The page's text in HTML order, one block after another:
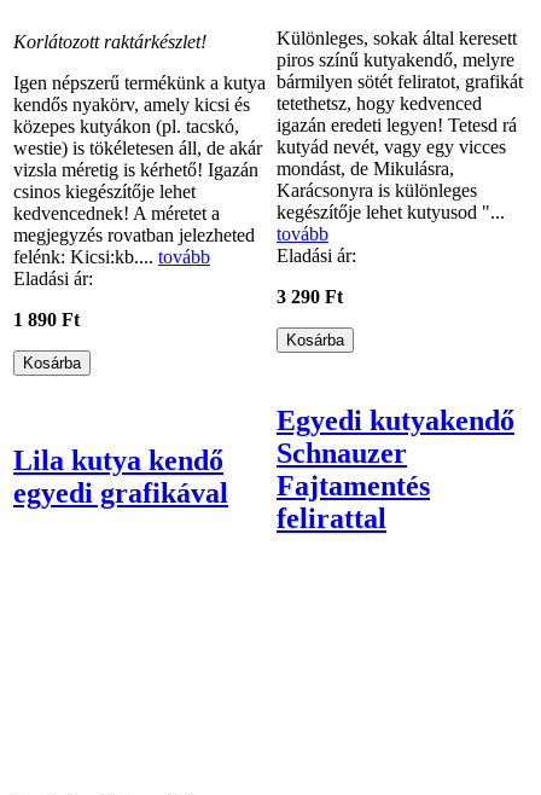
Korlátozott raktárkészlet!
Igen népszerű termékünk a kutya
kendős nyakörv, amely kicsi és
közepes kutyákon (pl. tacskó,
westie) is tökéletesen áll, de akár
vizsla méretig is kérhető! Igazán
csinos kiegészítője lehet
kedvencednek! A méretet a
megjegyzés rovatban jelezheted
felénk: Kicsi:kb.... tovább
Eladási ár:
1 890 Ft
Különleges, sokak által keresett
piros színű kutyakendő, melyre
bármilyen sötét feliratot, grafikát
tetethetsz, hogy kedvenced
igazán eredeti legyen! Tetesd rá
kutyád nevét, vagy egy vicces
mondást, de Mikulásra,
Karácsonyra is különleges
kegészítője lehet kutyusod "...
tovább
Eladási ár:
3 290 Ft
Lila kutya kendő
egyedi grafikával
Egyedi kutyakendő
Schnauzer
Fajtamentés
felirattal